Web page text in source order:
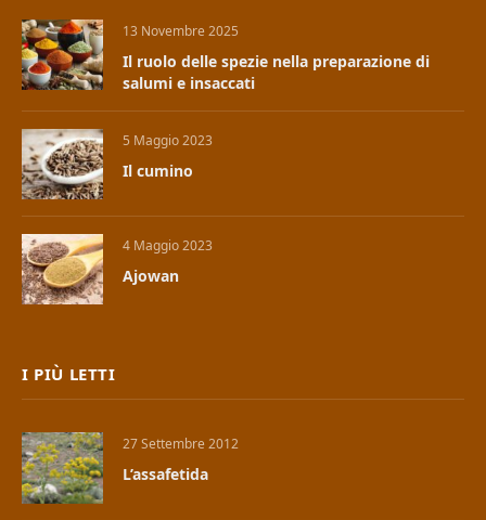
13 Novembre 2025
Il ruolo delle spezie nella preparazione di
salumi e insaccati
5 Maggio 2023
Il cumino
4 Maggio 2023
Ajowan
I PIÙ LETTI
27 Settembre 2012
L’assafetida